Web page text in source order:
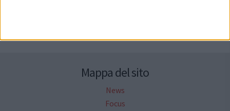
Mappa del sito
News
Focus